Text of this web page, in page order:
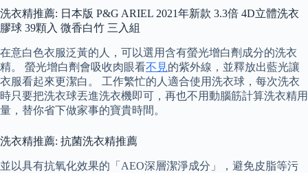
洗衣精推薦: 日本版 P&G ARIEL 2021年新款 3.3倍 4D立體洗衣
膠球 39顆入 微香白竹 三入組
在意白色衣服泛黃的人，可以選用含有螢光增白劑成分的洗衣
精。 螢光增白劑會吸收肉眼看不見的紫外線，並釋放出藍光讓
衣服看起來更潔白。 工作繁忙的人適合使用洗衣球，每次洗衣
時只要把洗衣球丟進洗衣機即可，再也不用動腦筋計算洗衣精用
量，替你省下做家事的寶貴時間。
洗衣精推薦: 抗菌洗衣精推薦
並以具有抗氧化效果的「AEO深層潔淨成分」，避免皮脂等污